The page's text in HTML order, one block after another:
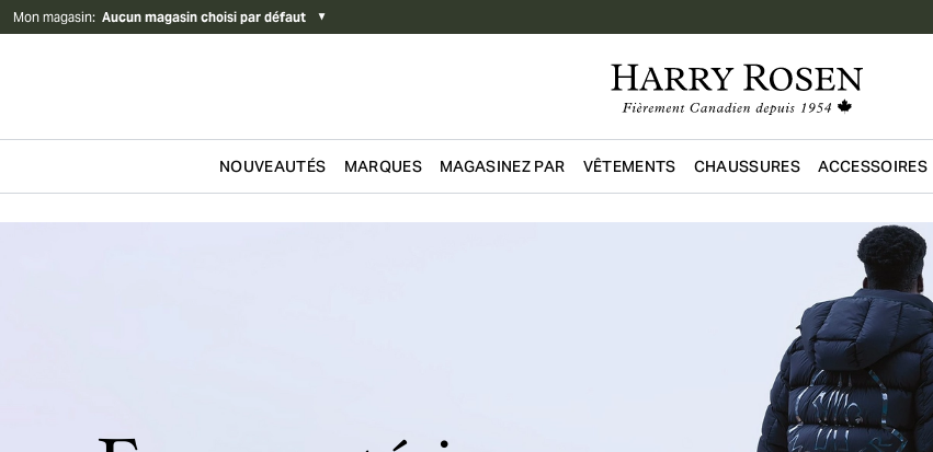
Mon magasin: Aucun magasin choisi par défaut ▼
Passer au contenu
NOUVEAUTÉS MARQUES MAGASINEZ PAR VÊTEMENTS CHAUSSURES ACCESSOIRES